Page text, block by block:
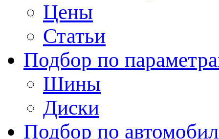
Цены
Статьи
Подбор по
Шины
Диски
Подбор по